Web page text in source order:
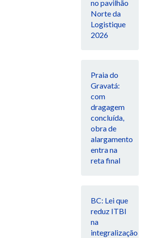
no pavilhão
Norte da
Logistique
2026
Praia do
Gravatá:
com
dragagem
concluída,
obra de
alargamento
entra na
reta final
BC: Lei que
reduz ITBI
na
integralização